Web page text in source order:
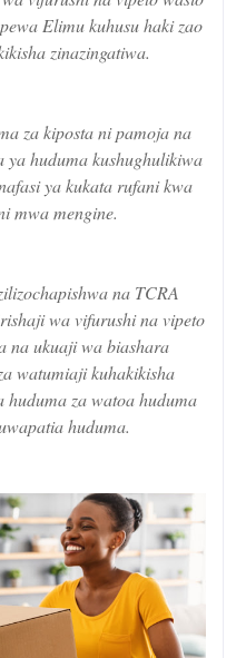
Elimu kuhusu haki zao
zinazingatiwa.
za kiposta ni pamoja na
huduma kushughulikiwa
ya kukata rufani kwa
mwa mengine.
na TCRA
wa vifurushi na vipeto
na ukuaji wa biashara
watumiaji kuhakikisha
za watoa huduma
huduma.